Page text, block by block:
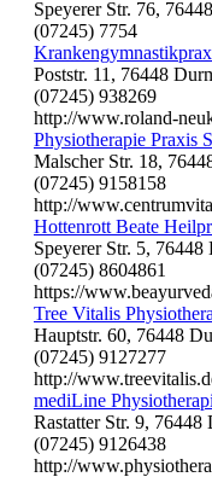
Speyerer Str. 76,
(07245) 7754
Poststr. 11, 76448
(07245) 938269
http://www.roland-
Physiotherapie Praxis
Malscher Str. 18,
(07245) 9158158
http://
Hottenrott Beate
Speyerer Str. 5, 76448
(07245) 8604861
https://
Tree Vitalis
Hauptstr. 60, 76448
(07245) 9127277
http://
mediLine
Rastatter Str. 9, 76448
(07245) 9126438
http://